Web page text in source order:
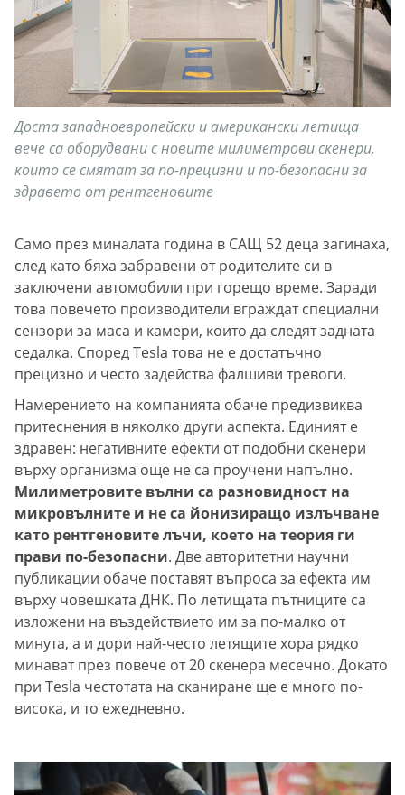
Доста западноевропейски и американски летища
вече са оборудвани с новите милиметрови скенери,
които се смятат за по-прецизни и по-безопасни за
здравето от рентгеновите
Само през миналата година в САЩ 52 деца загинаха,
след като бяха забравени от родителите си в
заключени автомобили при горещо време. Заради
това повечето производители вграждат специални
сензори за маса и камери, които да следят задната
седалка. Според Tesla това не е достатъчно
прецизно и често задейства фалшиви тревоги.
Намерението на компанията обаче предизвиква
притеснения в няколко други аспекта. Единият е
здравен: негативните ефекти от подобни скенери
върху организма още не са проучени напълно.
Милиметровите вълни са разновидност на
микровълните и не са йонизиращо излъчване
като рентгеновите лъчи, което на теория ги
прави по-безопасни. Две авторитетни научни
публикации обаче поставят въпроса за ефекта им
върху човешката ДНК. По летищата пътниците са
изложени на въздействието им за по-малко от
минута, а и дори най-често летящите хора рядко
минават през повече от 20 скенера месечно. Докато
при Tesla честотата на сканиране ще е много по-
висока, и то ежедневно.